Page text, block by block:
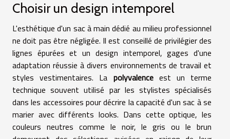
Choisir un design intemporel
L'esthétique d'un sac à main dédié au milieu professionnel
ne doit pas être négligée. Il est conseillé de privilégier des
lignes épurées et un design intemporel, gages d'une
adaptation réussie à divers environnements de travail et
styles vestimentaires. La polyvalenceest un terme
technique souvent utilisé par les stylistes spécialisés
dans les accessoires pour décrire la capacité d'un sac à se
marier avec différents looks. Dans cette optique, les
couleurs neutres comme le noir, le gris ou le brun